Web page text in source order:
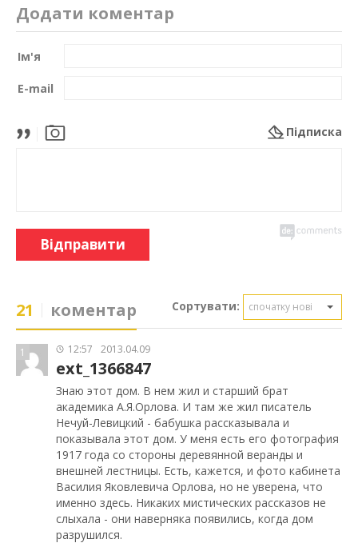
Додати коментар
Ім'я
E-mail
Підписка
Відправити
21 коментар Сортувати: спочатку нові
1 12:57 2013.04.09
ext_1366847
Знаю этот дом. В нем жил и старший брат
академика А.Я.Орлова. И там же жил писатель
Нечуй-Левицкий - бабушка рассказывала и
показывала этот дом. У меня есть его фотография
1917 года со стороны деревянной веранды и
внешней лестницы. Есть, кажется, и фото кабинета
Василия Яковлевича Орлова, но не уверена, что
именно здесь. Никаких мистических рассказов не
слыхала - они наверняка появились, когда дом
разрушился.